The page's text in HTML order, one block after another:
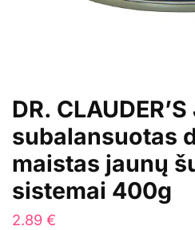
DR.
subalansuotas
maistas jaunų
sistemai 400g
2.89 €